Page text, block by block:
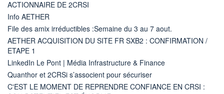
ACTIONNAIRE DE 2CRSI
Info AETHER
File des amix irréductibles :Semaine du 3 au 7 aout.
AETHER ACQUISITION DU SITE FR SXB2 : CONFIRMATION /
ETAPE 1
LinkedIn Le Pont | Média Infrastructure & Finance
Quanthor et 2CRSi s’associent pour sécuriser
C'EST LE MOMENT DE REPRENDRE CONFIANCE EN CRSI :